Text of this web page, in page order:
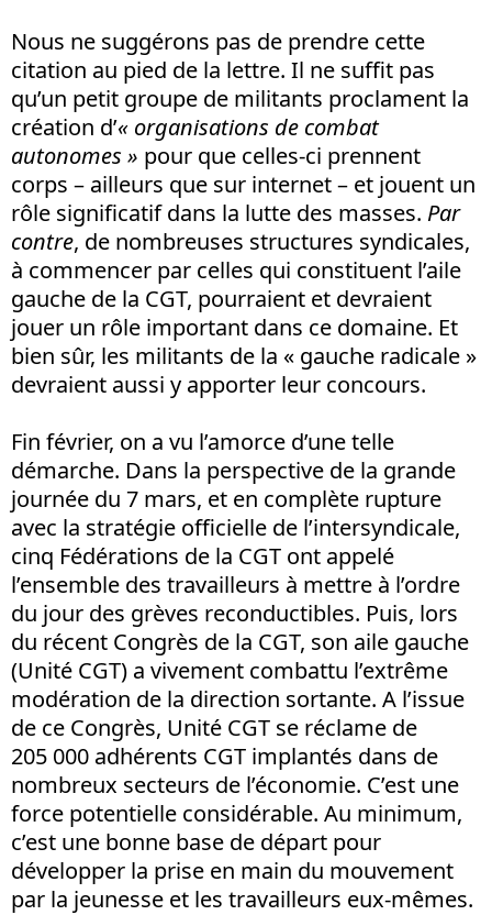
Nous ne suggérons pas de prendre cette
citation au pied de la lettre. Il ne suffit pas
qu’un petit groupe de militants proclament la
création d’« organisations de combat
autonomes » pour que celles-ci prennent
corps – ailleurs que sur internet – et jouent un
rôle significatif dans la lutte des masses. Par
contre, de nombreuses structures syndicales,
à commencer par celles qui constituent l’aile
gauche de la CGT, pourraient et devraient
jouer un rôle important dans ce domaine. Et
bien sûr, les militants de la « gauche radicale »
devraient aussi y apporter leur concours.
Fin février, on a vu l’amorce d’une telle
démarche. Dans la perspective de la grande
journée du 7 mars, et en complète rupture
avec la stratégie officielle de l’intersyndicale,
cinq Fédérations de la CGT ont appelé
l’ensemble des travailleurs à mettre à l’ordre
du jour des grèves reconductibles. Puis, lors
du récent Congrès de la CGT, son aile gauche
(Unité CGT) a vivement combattu l’extrême
modération de la direction sortante. A l’issue
de ce Congrès, Unité CGT se réclame de
205 000 adhérents CGT implantés dans de
nombreux secteurs de l’économie. C’est une
force potentielle considérable. Au minimum,
c’est une bonne base de départ pour
développer la prise en main du mouvement
par la jeunesse et les travailleurs eux-mêmes.